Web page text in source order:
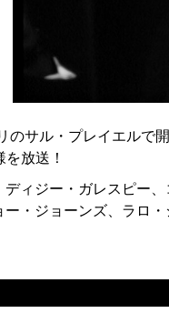
のサル・プレイエルで
放送！
ディジー・ガレスピー
ー・ジョーンズ、ラロ